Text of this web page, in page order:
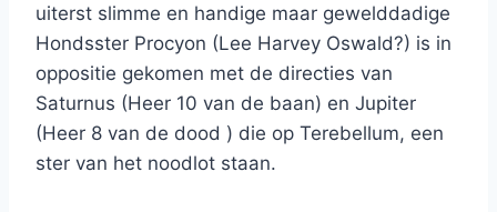
uiterst slimme en handige maar gewelddadige
Hondsster Procyon (Lee Harvey Oswald?) is in
oppositie gekomen met de directies van
Saturnus (Heer 10 van de baan) en Jupiter
(Heer 8 van de dood ) die op Terebellum, een
ster van het noodlot staan.